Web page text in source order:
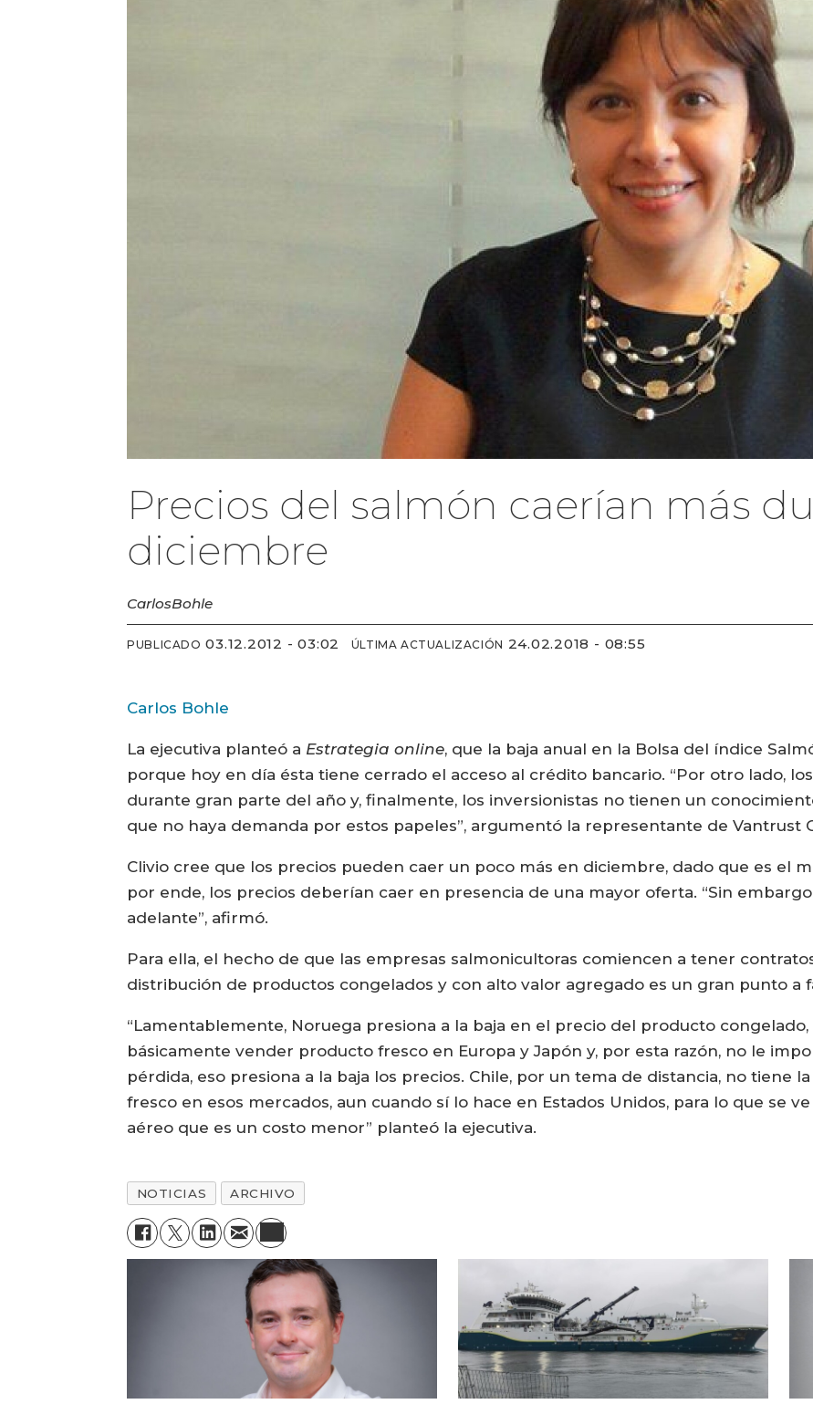
Precios del salmón caerían más
diciembre
CarlosBohle
PUBLICADO 03.12.2012 - 03:02 ÚLTIMA ACTUALIZACIÓN 24.02.2018 - 08:55
Carlos Bohle
La ejecutiva planteó a Estrategia online, que la baja anual en la Bolsa del índice
porque hoy en día ésta tiene cerrado el acceso al crédito bancario. “Por otro lado,
durante gran parte del año y, finalmente, los inversionistas no tienen un
que no haya demanda por estos papeles”, argumentó la representante de Vantrust
Clivio cree que los precios pueden caer un poco más en diciembre, dado que es el
por ende, los precios deberían caer en presencia de una mayor oferta. “Sin
adelante”, afirmó.
Para ella, el hecho de que las empresas salmonicultoras comiencen a tener
distribución de productos congelados y con alto valor agregado es un gran punto a
“Lamentablemente, Noruega presiona a la baja en el precio del producto
básicamente vender producto fresco en Europa y Japón y, por esta razón, no le
pérdida, eso presiona a la baja los precios. Chile, por un tema de distancia, no tiene
fresco en esos mercados, aun cuando sí lo hace en Estados Unidos, para lo que se
aéreo que es un costo menor” planteó la ejecutiva.
NOTICIAS ARCHIVO